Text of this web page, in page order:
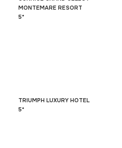
MONTEMARE RESORT
5*
TRIUMPH LUXURY HOTEL
5*